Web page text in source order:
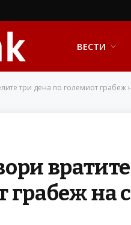
ВЕСТИ
три дена по големиот
грабеж на